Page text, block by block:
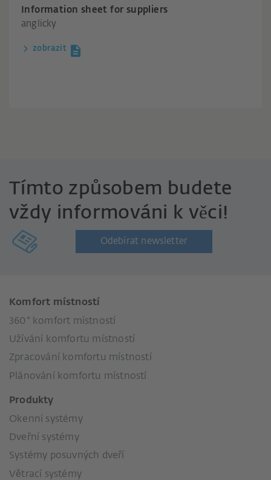
Information sheet for suppliers
anglicky
zobrazit
Tímto způsobem budete
vždy informováni k věci!
Odebírat newsletter
Komfort místností
360° komfort místností
Užívání komfortu místností
Zpracování komfortu místností
Plánování komfortu místností
Produkty
Okenní systémy
Dveřní systémy
Systémy posuvných dveří
Větrací systémy